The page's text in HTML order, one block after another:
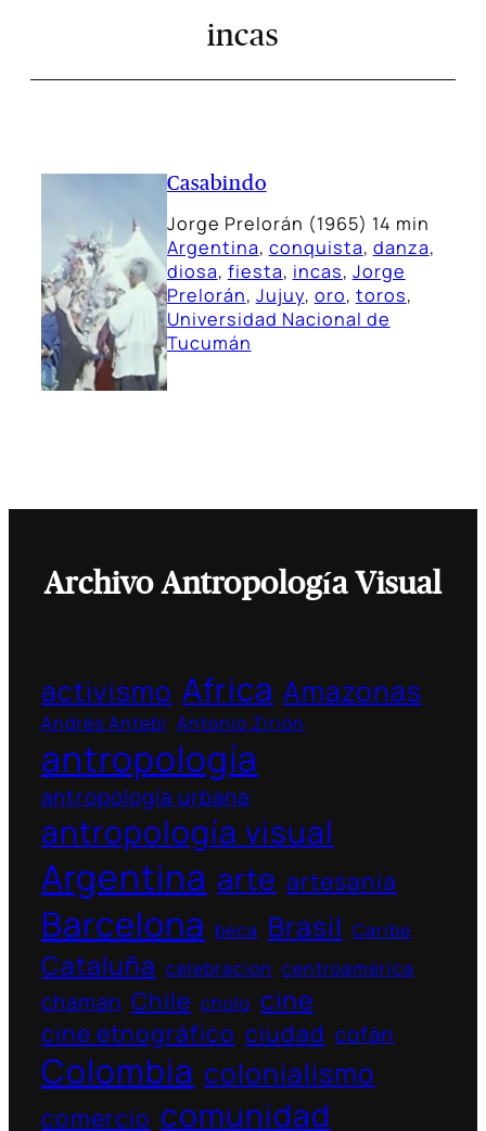
incas
Casabindo
Jorge Prelorán (1965) 14 min
Argentina, conquista, danza
diosa, fiesta, incas, Jorge
Prelorán, Jujuy, oro, toros
Universidad Nacional de
Tucumán
Archivo Antropología Visual
activismo Africa Amazonas
Andrés Antebi Antonio Zirión
antropología
antropología urbana
antropología visual
Argentina arte artesania
Barcelona beca Brasil Caribe
Cataluña celebracion centroamérica
chaman Chile cholo cine
cine etnográfico ciudad cofán
Colombia colonialismo
comercio comunidad